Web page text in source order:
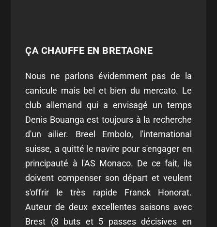
ÇA CHAUFFE EN BRETAGNE
Nous ne parlons évidemment pas de la
canicule mais bel et bien du mercato. Le
club allemand qui a envisagé un temps
Denis Bouanga est toujours à la recherche
d'un ailier. Breel Embolo, l'international
suisse, a quitté le navire pour s'engager en
principauté à l'AS Monaco. De ce fait, ils
doivent compenser son départ et veulent
s'offrir le très rapide Franck Honorat.
Auteur de deux excellentes saisons avec
Brest (8 buts et 5 passes décisives en